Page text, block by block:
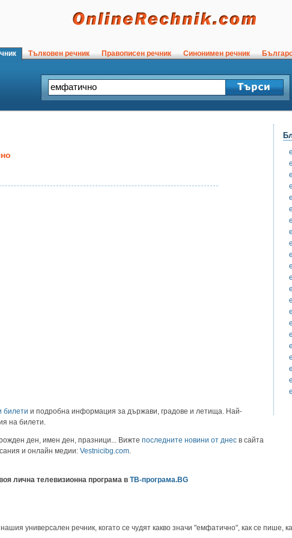
Тълковен речник Правописен речник Синонимен речник
билети и подробна информация за държави, градове и летища. Най-
на билети.
ден, имен ден, празници... Вижте последните новини от днес в сайта
и онлайн медии: Vestnicibg.com
лична телевизионна програма в ТВ-програма.BG
универсален речник, когато се чудят какво значи "емфатично", как се пише,